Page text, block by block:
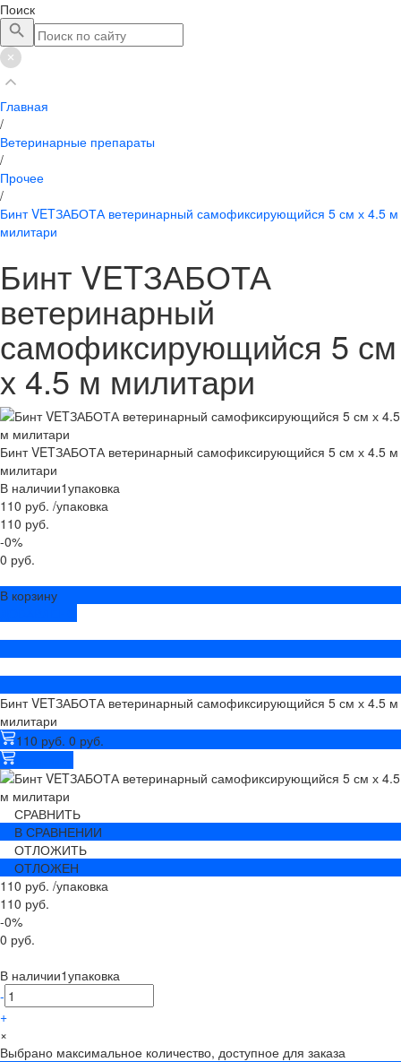
Поиск
Главная
/
Ветеринарные препараты
/
Прочее
/
Бинт VETЗАБОТА ветеринарный самофиксирующийся 5 см х 4.5 м
милитари
Бинт VETЗАБОТА
ветеринарный
самофиксирующийся 5 см
х 4.5 м милитари
Бинт VETЗАБОТА ветеринарный самофиксирующийся 5 см х 4.5 м
милитари
В наличии1упаковка
110 руб. /упаковка
110 руб.
-0%
0 руб.
В корзину
Бинт VETЗАБОТА ветеринарный самофиксирующийся 5 см х 4.5 м
милитари
110 руб. 0 руб.
СРАВНИТЬ
В СРАВНЕНИИ
ОТЛОЖИТЬ
ОТЛОЖЕН
110 руб. /упаковка
110 руб.
-0%
0 руб.
В наличии1упаковка
-
+
×
Выбрано максимальное количество, доступное для заказа